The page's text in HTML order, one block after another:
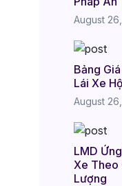
August
Bảng
Lái Xe
August
LMD
Xe Theo
Lượng